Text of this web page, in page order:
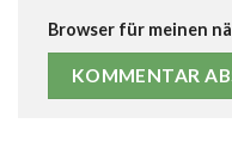
Browser für meinen